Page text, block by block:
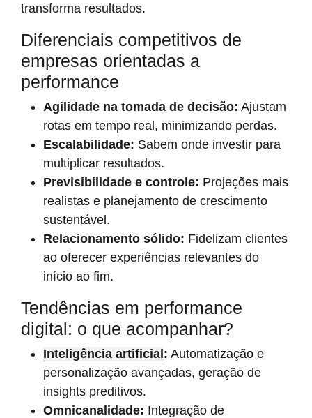
transforma resultados.
Diferenciais competitivos de
empresas orientadas a
performance
Agilidade na tomada de decisão: Ajustam
rotas em tempo real, minimizando perdas.
Escalabilidade: Sabem onde investir para
multiplicar resultados.
Previsibilidade e controle: Projeções mais
realistas e planejamento de crescimento
sustentável.
Relacionamento sólido: Fidelizam clientes
ao oferecer experiências relevantes do
início ao fim.
Tendências em performance
digital: o que acompanhar?
Inteligência artificial: Automatização e
personalização avançadas, geração de
insights preditivos.
Omnicanalidade: Integração de